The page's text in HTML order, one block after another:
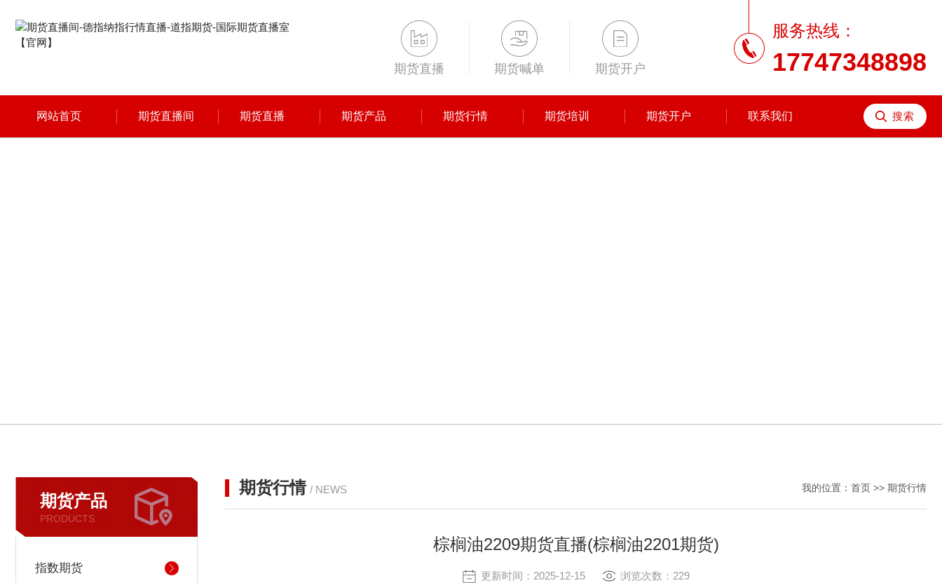
期货直播 期货喊单 期货开户
服务热线：
17747348898
网站首页 期货直播间 期货直播 期货产品 期货行情 期货培训 期货开户 联系我们
期货产品
PRODUCTS
指数期货
期货行情 / NEWS 我的位置： 首页 >> 期货行情
棕榈油2209期货直播(棕榈油2201期货)
更新时间：2025-12-15 浏览次数：229